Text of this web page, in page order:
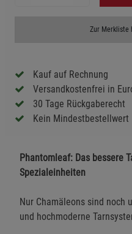
Zur Merkliste
Kauf auf Rechnung
Versandkostenfrei in
30 Tage Rückgaberecht
Kein Mindestbestellwert
Phantomleaf: Das bessere
Spezialeinheiten
Nur Chamäleons sind noch
und hochmoderne